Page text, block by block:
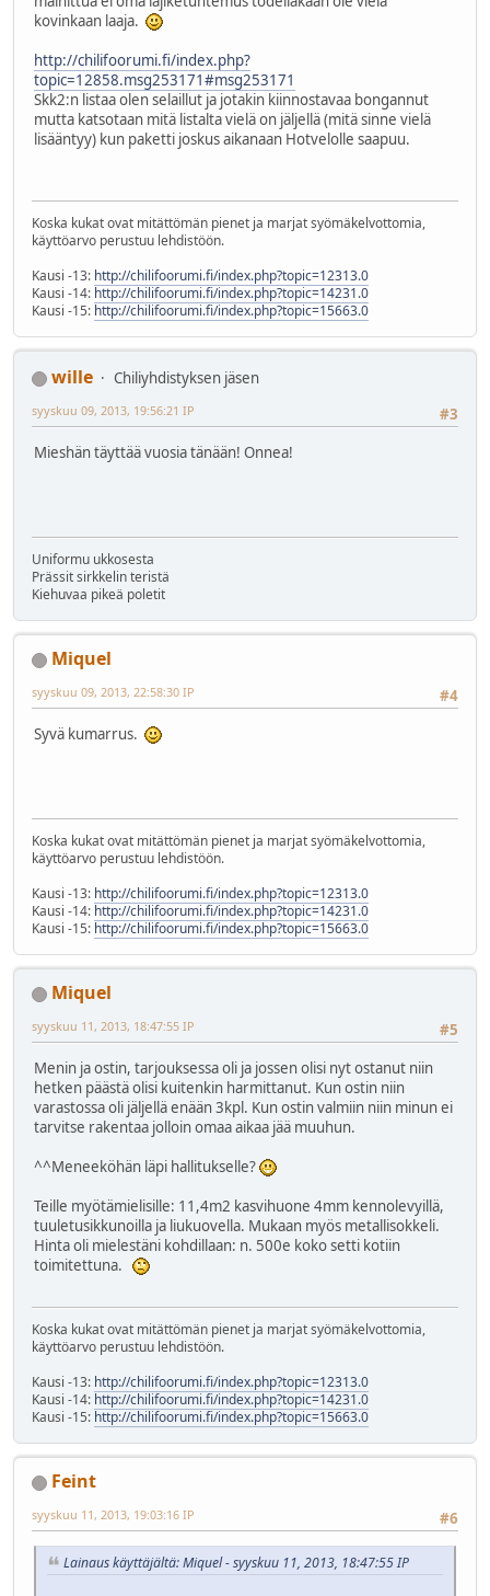
kovinkaan laaja.
http://chilifoorumi.fi/index.php?
topic=12858.msg253171#msg253171
Skk2:n listaa olen selaillut ja jotakin kiinnostavaa bongannut
mutta katsotaan mitä listalta vielä on jäljellä (mitä sinne vielä
lisääntyy) kun paketti joskus aikanaan Hotvelolle saapuu.
Koska kukat ovat mitättömän pienet ja marjat syömäkelvottomia,
käyttöarvo perustuu lehdistöön.
Kausi -13: http://chilifoorumi.fi/index.php?topic=12313.0
Kausi -14: http://chilifoorumi.fi/index.php?topic=14231.0
Kausi -15: http://chilifoorumi.fi/index.php?topic=15663.0
wille
Chiliyhdistyksen jäsen
#3
syyskuu 09, 2013, 19:56:21 IP
Mieshän täyttää vuosia tänään! Onnea!
Uniformu ukkosesta
Prässit sirkkelin teristä
Kiehuvaa pikeä poletit
Miquel
#4
syyskuu 09, 2013, 22:58:30 IP
Syvä kumarrus.
Koska kukat ovat mitättömän pienet ja marjat syömäkelvottomia,
käyttöarvo perustuu lehdistöön.
Kausi -13: http://chilifoorumi.fi/index.php?topic=12313.0
Kausi -14: http://chilifoorumi.fi/index.php?topic=14231.0
Kausi -15: http://chilifoorumi.fi/index.php?topic=15663.0
Miquel
#5
syyskuu 11, 2013, 18:47:55 IP
Menin ja ostin, tarjouksessa oli ja jossen olisi nyt ostanut niin
hetken päästä olisi kuitenkin harmittanut. Kun ostin niin
varastossa oli jäljellä enään 3kpl. Kun ostin valmiin niin minun ei
tarvitse rakentaa jolloin omaa aikaa jää muuhun.
^^Meneeköhän läpi hallitukselle?
Teille myötämielisille: 11,4m2 kasvihuone 4mm kennolevyillä,
tuuletusikkunoilla ja liukuovella. Mukaan myös metallisokkeli.
Hinta oli mielestäni kohdillaan: n. 500e koko setti kotiin
toimitettuna.
Koska kukat ovat mitättömän pienet ja marjat syömäkelvottomia,
käyttöarvo perustuu lehdistöön.
Kausi -13: http://chilifoorumi.fi/index.php?topic=12313.0
Kausi -14: http://chilifoorumi.fi/index.php?topic=14231.0
Kausi -15: http://chilifoorumi.fi/index.php?topic=15663.0
Feint
#6
syyskuu 11, 2013, 19:03:16 IP
Lainaus käyttäjältä: Miquel - syyskuu 11, 2013, 18:47:55 IP